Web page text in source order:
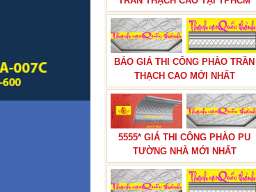
BÁO GIÁ THI CÔNG PHÀO TRẦN
THẠCH CAO MỚI NHẤT
5555* GIÁ THI CÔNG PHÀO PU
TƯỜNG NHÀ MỚI NHẤT
ĐÈN NGỦ BẰNG THẠCH CAO,
ĐÈN VÁCH THẠCH CAO CÓ
KHUNG BẰNG THẠCH CAO